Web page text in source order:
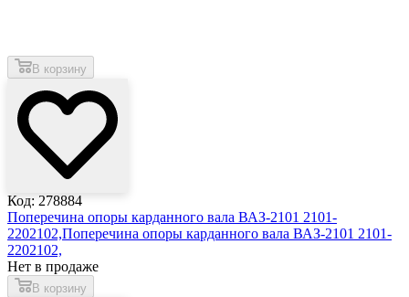
В корзину
Код: 278884
Поперечина опоры карданного вала ВАЗ-2101 2101-
2202102,Поперечина опоры карданного вала ВАЗ-2101 2101-
2202102,
Нет в продаже
В корзину